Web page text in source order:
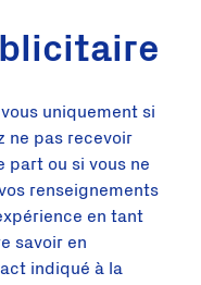
uniquement si
ne pas recevoir
part ou si vous ne
renseignements
en tant
savoir en
indiqué à la